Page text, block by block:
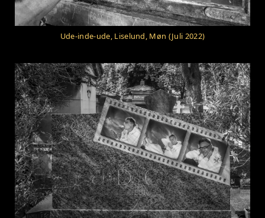
Ude-inde-ude, Liselund, Møn (Juli 2022)